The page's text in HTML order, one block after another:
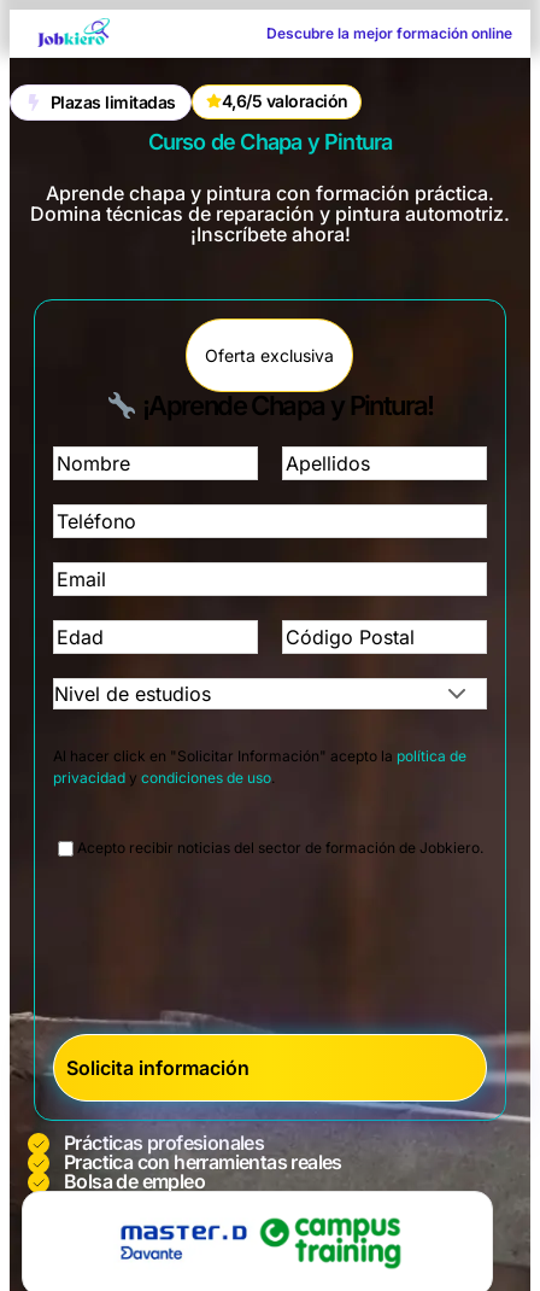
Descubre la mejor formación online
Plazas limitadas 4,6/5 valoración
Curso de Chapa y Pintura
Aprende chapa y pintura con formación práctica.
Domina técnicas de reparación y pintura automotriz.
¡Inscríbete ahora!
Oferta exclusiva
¡Aprende Chapa y Pintura!
Al hacer click en "Solicitar Información" acepto la política de
privacidad ycondiciones de uso.
Legal
Acepto recibir noticias del sector de formación de Jobkiero.
Prácticas profesionales
Practica con herramientas reales
Bolsa de empleo